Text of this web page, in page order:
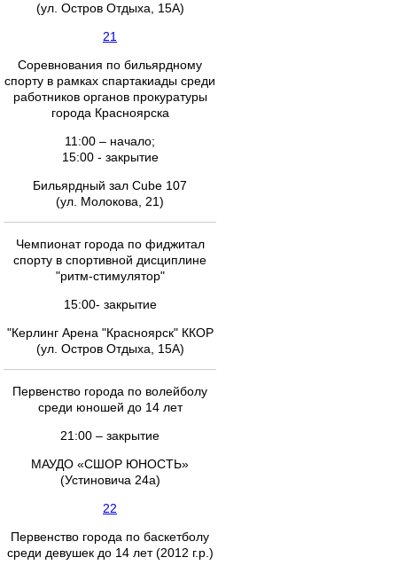
(ул. Остров Отдыха, 15А)
21
Соревнования по бильярдному
спорту в рамках спартакиады среди
работников органов прокуратуры
города Красноярска
11:00 – начало;
15:00 - закрытие
Бильярдный зал Cube 107
(ул. Молокова, 21)
Чемпионат города по фиджитал
спорту в спортивной дисциплине
"ритм-стимулятор"
15:00- закрытие
"Керлинг Арена "Красноярск" ККОР
(ул. Остров Отдыха, 15А)
Первенство города по волейболу
среди юношей до 14 лет
21:00 – закрытие
МАУДО «СШОР ЮНОСТЬ»
(Устиновича 24а)
22
Первенство города по баскетболу
среди девушек до 14 лет (2012 г.р.)